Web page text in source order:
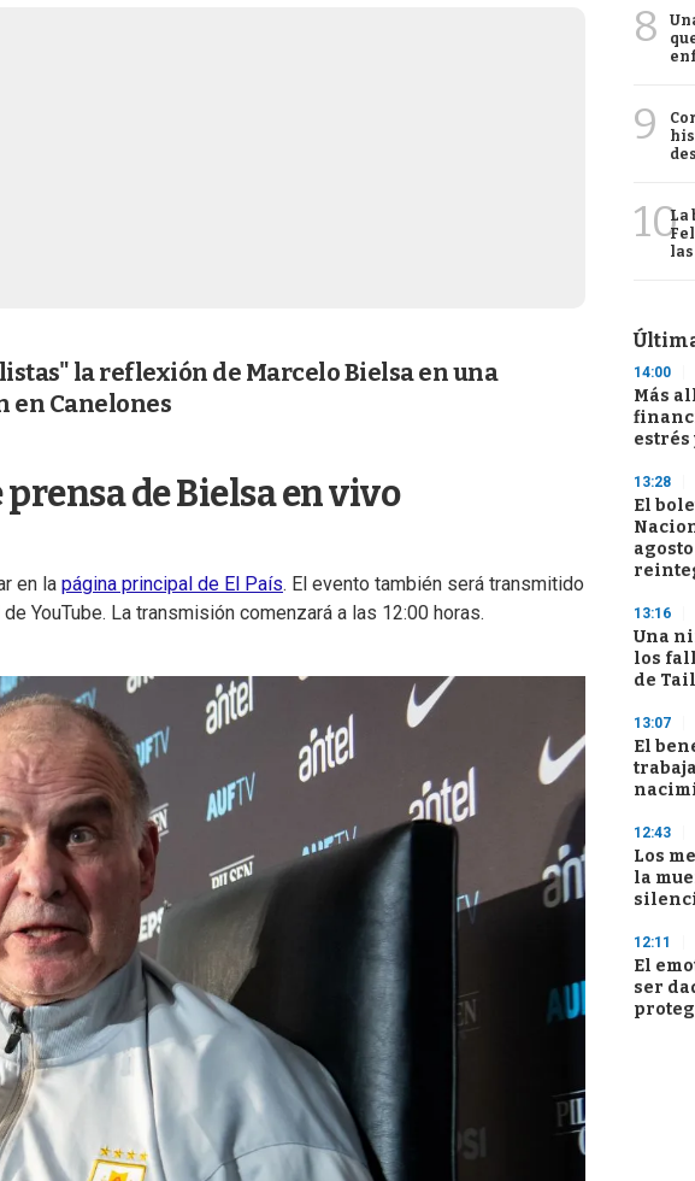
la reflexión de Marcelo Bielsa en una
Canelones
de Bielsa en vivo
en la página principal de El País. El evento también será transmitido
YouTube. La transmisión comenzará a las 12:00 horas.
8
9
10La
14:00
Más
13:28
El
13:16
Una
los
de
13:07
El
12:43
Los
la
12:11
El
ser